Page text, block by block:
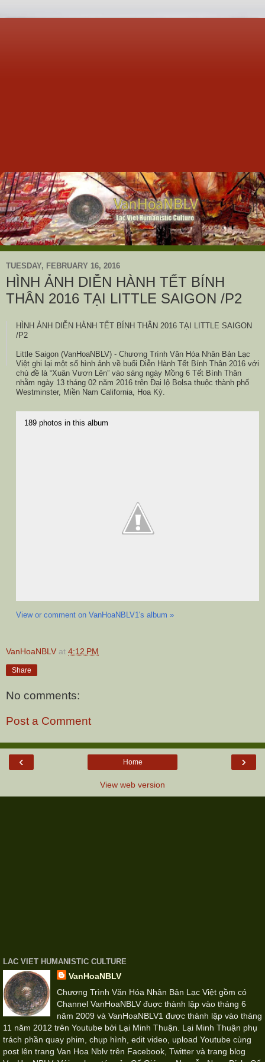
TUESDAY, FEBRUARY 16, 2016
HÌNH ẢNH DIỄN HÀNH TẾT BÍNH
THÂN 2016 TẠI LITTLE SAIGON /P2
HÌNH ẢNH DIỄN HÀNH TẾT BÍNH THÂN 2016 TẠI LITTLE SAIGON
/P2
Little Saigon (VanHoaNBLV) - Chương Trình Văn Hóa Nhân Bản Lạc
Việt ghi lại một số hình ảnh về buổi Diễn Hành Tết Bính Thân 2016 với
chủ đề là “Xuân Vươn Lên” vào sáng ngày Mồng 6 Tết Bính Thân
nhằm ngày 13 tháng 02 năm 2016 trên Đại lộ Bolsa thuộc thành phố
Westminster, Miền Nam California, Hoa Kỳ.
189 photos in this album
View or comment on VanHoaNBLV1's album »
VanHoaNBLV at 4:12 PM
Share
No comments:
Post a Comment
‹ ›
Home
View web version
LAC VIET HUMANISTIC CULTURE
VanHoaNBLV
Chương Trình Văn Hóa Nhân Bản Lạc Việt gồm có
Channel VanHoaNBLV đuợc thành lập vào tháng 6
năm 2009 và VanHoaNBLV1 được thành lập vào tháng
11 năm 2012 trên Youtube bởi Lại Minh Thuận. Lại Minh Thuận phụ
trách phần quay phim, chụp hình, edit video, upload Youtube cùng
post lên trang Van Hoa Nblv trên Facebook, Twitter và trang blog